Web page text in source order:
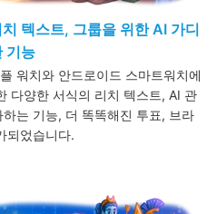
텍스트, 그룹을 위한 AI 가디
기능
워치와 안드로이드 스마트워치에
다양한 서식의 리치 텍스트, AI 관
는 기능, 더 똑똑해진 투표, 브라
되었습니다.